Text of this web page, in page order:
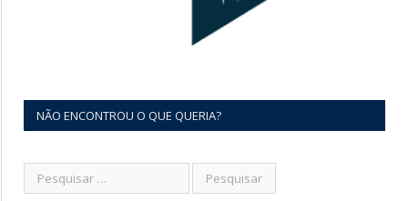
NÃO ENCONTROU O QUE QUERIA?